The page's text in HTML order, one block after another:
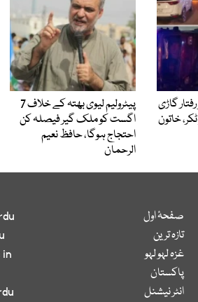
گاڑی
خاتون
پیٹرولیم لیوی بھتہ کے خلاف 7
اگست کو ملک گیر فیصلہ کن
احتجاج ہوگا، حافظ نعیم
الرحمان
صفحۂ اول
تازہ ترین
غزہ لہو لہو
پاکستان
انٹر نیشنل